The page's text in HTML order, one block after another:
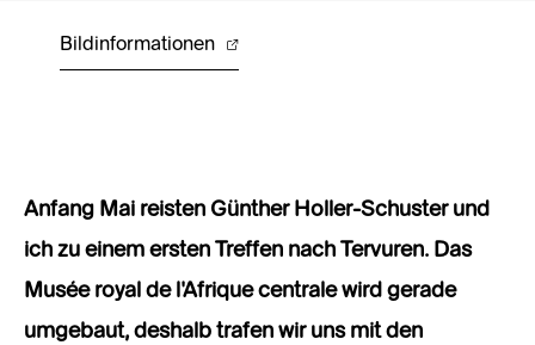
Bildinformationen
Anfang Mai reisten Günther Holler-Schuster und
ich zu einem ersten Treffen nach Tervuren. Das
Musée royal de l’Afrique centrale wird gerade
umgebaut, deshalb trafen wir uns mit den